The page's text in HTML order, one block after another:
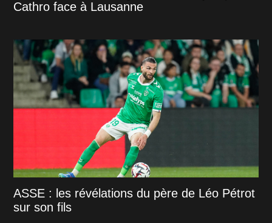
Cathro face à Lausanne
ASSE : les révélations du père de Léo Pétrot
sur son fils